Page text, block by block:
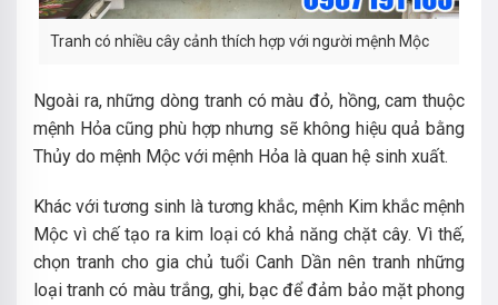
Tranh có nhiều cây cảnh thích hợp với người mệnh Mộc
Ngoài ra, những dòng tranh có màu đỏ, hồng, cam thuộc
mệnh Hỏa cũng phù hợp nhưng sẽ không hiệu quả bằng
Thủy do mệnh Mộc với mệnh Hỏa là quan hệ sinh xuất.
Khác với tương sinh là tương khắc, mệnh Kim khắc mệnh
Mộc vì chế tạo ra kim loại có khả năng chặt cây. Vì thế,
chọn tranh cho gia chủ tuổi Canh Dần nên tranh những
loại tranh có màu trắng, ghi, bạc để đảm bảo mặt phong